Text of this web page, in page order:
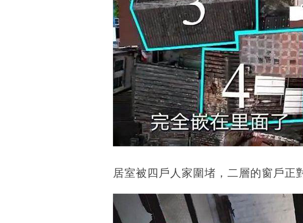
居室被四戶人家圍堵，二層的窗戶